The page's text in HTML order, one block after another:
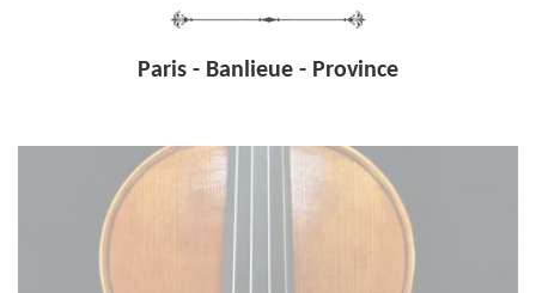
Paris - Banlieue - Province